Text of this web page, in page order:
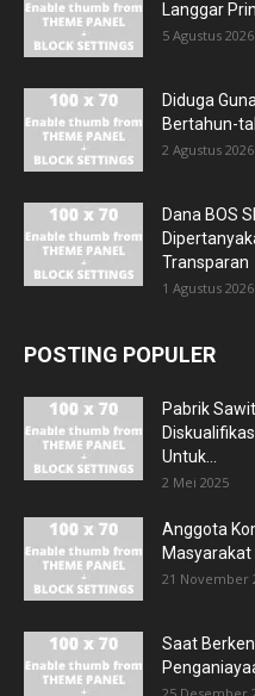
Langgar
5 Agustus 2026
Diduga
Bertahun-
2 Agustus 2026
Dana BOS
Transparan
1 Agustus 2026
POSTING POPULER
Pabrik
Untuk...
2 Mei 2025
Anggota
21 November
Saat